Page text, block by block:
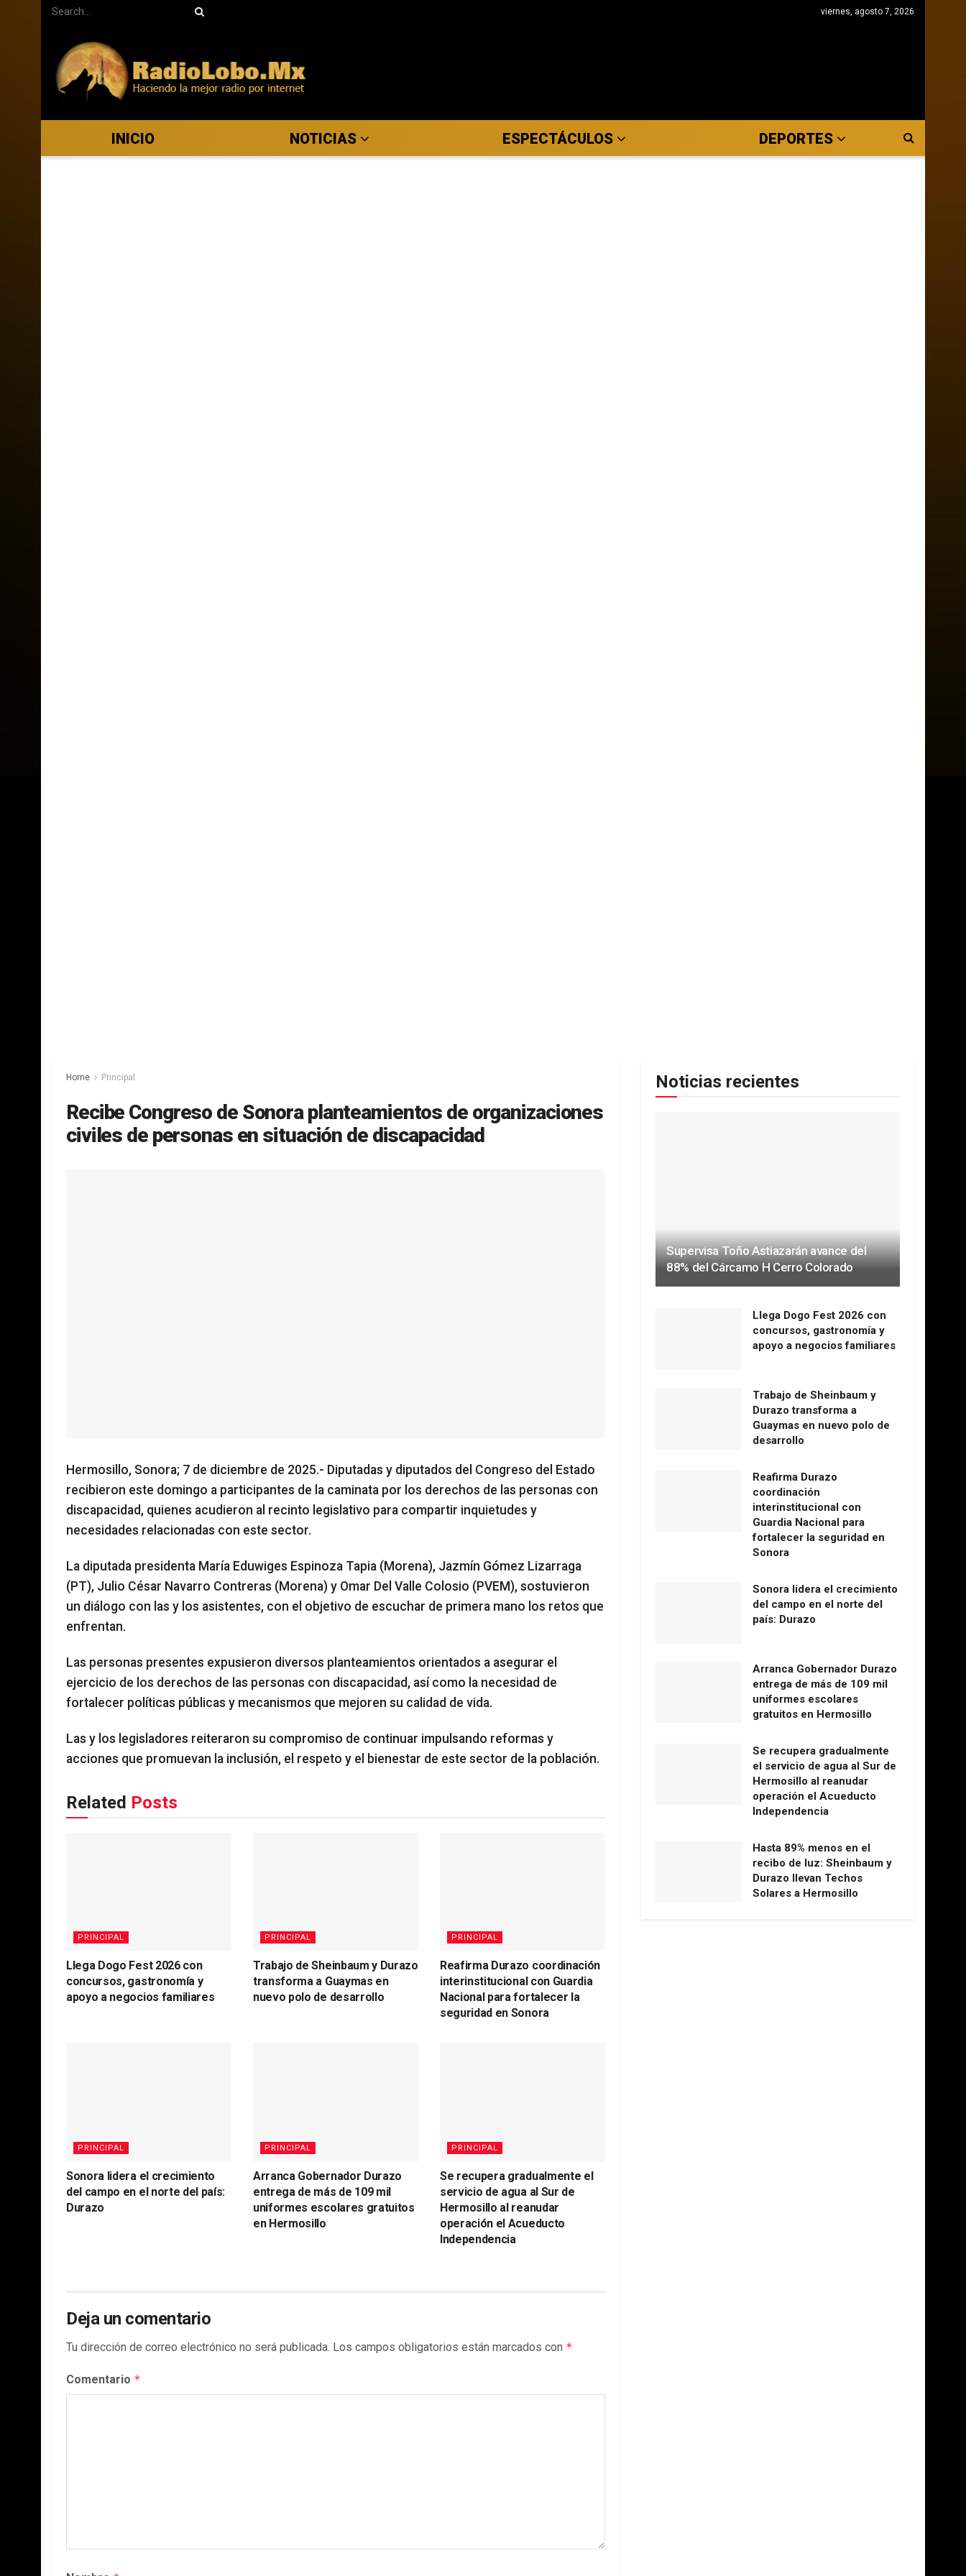
viernes, agosto 7, 2026
INICIO NOTICIAS ESPECTÁCULOS DEPORTES
Home Principal
Recibe Congreso de Sonora planteamientos de organizaciones
civiles de personas en situación de discapacidad
Hermosillo, Sonora; 7 de diciembre de 2025.- Diputadas y diputados del Congreso del Estado
recibieron este domingo a participantes de la caminata por los derechos de las personas con
discapacidad, quienes acudieron al recinto legislativo para compartir inquietudes y
necesidades relacionadas con este sector.
La diputada presidenta María Eduwiges Espinoza Tapia (Morena), Jazmín Gómez Lizarraga
(PT), Julio César Navarro Contreras (Morena) y Omar Del Valle Colosio (PVEM), sostuvieron
un diálogo con las y los asistentes, con el objetivo de escuchar de primera mano los retos que
enfrentan.
Las personas presentes expusieron diversos planteamientos orientados a asegurar el
ejercicio de los derechos de las personas con discapacidad, así como la necesidad de
fortalecer políticas públicas y mecanismos que mejoren su calidad de vida.
Las y los legisladores reiteraron su compromiso de continuar impulsando reformas y
acciones que promuevan la inclusión, el respeto y el bienestar de este sector de la población.
Related Posts
PRINCIPAL
Llega Dogo Fest 2026 con
concursos, gastronomía y
apoyo a negocios familiares
PRINCIPAL
Trabajo de Sheinbaum y Durazo
transforma a Guaymas en
nuevo polo de desarrollo
PRINCIPAL
Reafirma Durazo coordinación
interinstitucional con Guardia
Nacional para fortalecer la
seguridad en Sonora
PRINCIPAL
Sonora lidera el crecimiento
del campo en el norte del país:
Durazo
PRINCIPAL
Arranca Gobernador Durazo
entrega de más de 109 mil
uniformes escolares gratuitos
en Hermosillo
PRINCIPAL
Se recupera gradualmente el
servicio de agua al Sur de
Hermosillo al reanudar
operación el Acueducto
Independencia
Deja un comentario
Tu dirección de correo electrónico no será publicada. Los campos obligatorios están marcados con *
Comentario *
Noticias recientes
Supervisa Toño Astiazarán avance del
88% del Cárcamo H Cerro Colorado
Llega Dogo Fest 2026 con
concursos, gastronomía y
apoyo a negocios familiares
Trabajo de Sheinbaum y
Durazo transforma a
Guaymas en nuevo polo de
desarrollo
Reafirma Durazo
coordinación
interinstitucional con
Guardia Nacional para
fortalecer la seguridad en
Sonora
Sonora lidera el crecimiento
del campo en el norte del
país: Durazo
Arranca Gobernador Durazo
entrega de más de 109 mil
uniformes escolares
gratuitos en Hermosillo
Se recupera gradualmente
el servicio de agua al Sur de
Hermosillo al reanudar
operación el Acueducto
Independencia
Hasta 89% menos en el
recibo de luz: Sheinbaum y
Durazo llevan Techos
Solares a Hermosillo